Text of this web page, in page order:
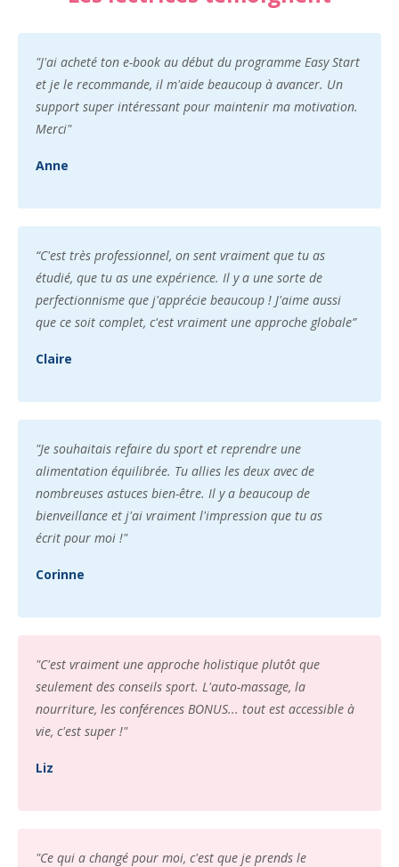
"J'ai acheté ton e-book au début du programme Easy Start
et je le recommande, il m'aide beaucoup à avancer. Un
support super intéressant pour maintenir ma motivation.
Merci"
Anne
“C'est très professionnel, on sent vraiment que tu as
étudié, que tu as une expérience. Il y a une sorte de
perfectionnisme que j'apprécie beaucoup ! J'aime aussi
que ce soit complet, c'est vraiment une approche globale”
Claire
"Je souhaitais refaire du sport et reprendre une
alimentation équilibrée. Tu allies les deux avec de
nombreuses astuces bien-être. Il y a beaucoup de
bienveillance et j'ai vraiment l'impression que tu as
écrit pour moi !"
Corinne
"C'est vraiment une approche holistique plutôt que
seulement des conseils sport. L'auto-massage, la
nourriture, les conférences BONUS... tout est accessible à
vie, c'est super !"
Liz
"Ce qui a changé pour moi, c'est que je prends le